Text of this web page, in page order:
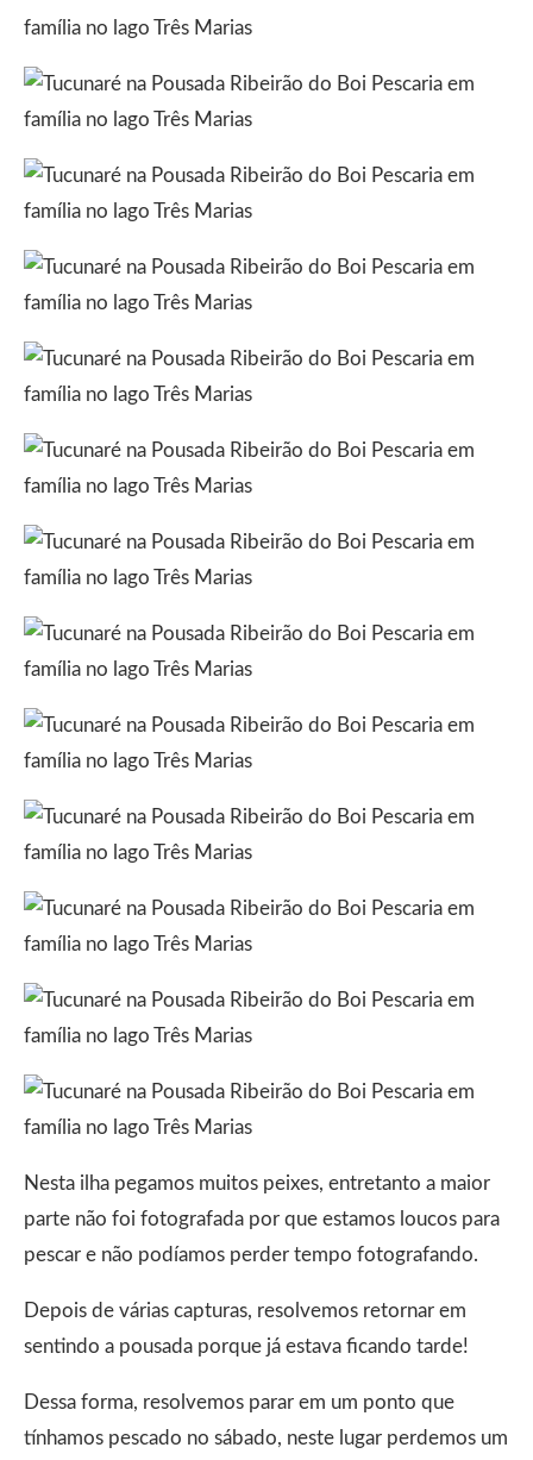
Nesta ilha pegamos muitos peixes, entretanto a maior
parte não foi fotografada por que estamos loucos para
pescar e não podíamos perder tempo fotografando.
Depois de várias capturas, resolvemos retornar em
sentindo a pousada porque já estava ficando tarde!
Dessa forma, resolvemos parar em um ponto que
tínhamos pescado no sábado, neste lugar perdemos um